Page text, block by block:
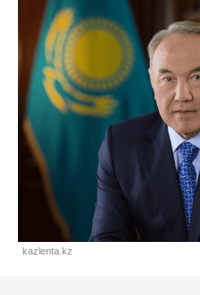
kazlenta.kz